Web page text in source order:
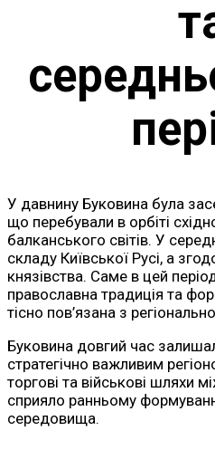
У давнину Буковина була
що перебували в орбіті
балканського світів. У
складу Київської Русі, а
князівства. Саме в цей
православна традиція та
тісно пов’язана з
Буковина довгий час
стратегічно важливим
торгові та військові шляхи
сприяло ранньому
середовища.